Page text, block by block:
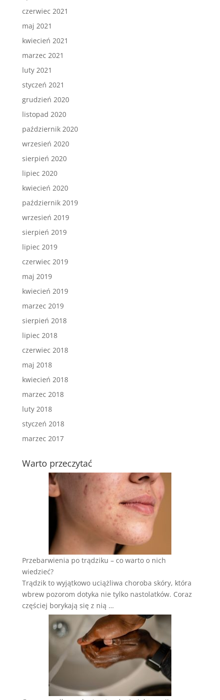
czerwiec 2021
maj 2021
kwiecień 2021
marzec 2021
luty 2021
styczeń 2021
grudzień 2020
listopad 2020
październik 2020
wrzesień 2020
sierpień 2020
lipiec 2020
kwiecień 2020
październik 2019
wrzesień 2019
sierpień 2019
lipiec 2019
czerwiec 2019
maj 2019
kwiecień 2019
marzec 2019
sierpień 2018
lipiec 2018
czerwiec 2018
maj 2018
kwiecień 2018
marzec 2018
luty 2018
styczeń 2018
marzec 2017
Warto przeczytać
Przebarwienia po trądziku – co warto o nich
wiedzieć?
Trądzik to wyjątkowo uciążliwa choroba skóry, która
wbrew pozorom dotyka nie tylko nastolatków. Coraz
częściej borykają się z nią …